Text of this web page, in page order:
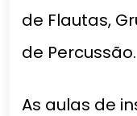
de Flautas,
de Percussão.
As aulas de